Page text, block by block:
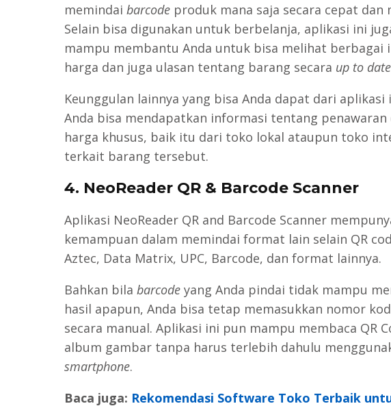
memindai barcodeproduk mana saja secara cepat dan
Selain bisa digunakan untuk berbelanja, aplikasi ini
mampu membantu Anda untuk bisa melihat berbagai
harga dan juga ulasan tentang barang secara up to date
Keunggulan lainnya yang bisa Anda dapat dari aplikasi
Anda bisa mendapatkan informasi tentang penawaran
harga khusus, baik itu dari toko lokal ataupun toko
terkait barang tersebut.
4. NeoReader QR & Barcode Scanner
Aplikasi NeoReader QR and Barcode Scanner
kemampuan dalam memindai format lain selain QR
Aztec, Data Matrix, UPC, Barcode, dan format lainnya.
Bahkan bila barcodeyang Anda pindai tidak mampu
hasil apapun, Anda bisa tetap memasukkan nomor
secara manual. Aplikasi ini pun mampu membaca QR
album gambar tanpa harus terlebih dahulu
smartphone.
Baca juga: Rekomendasi Software Toko Terbaik